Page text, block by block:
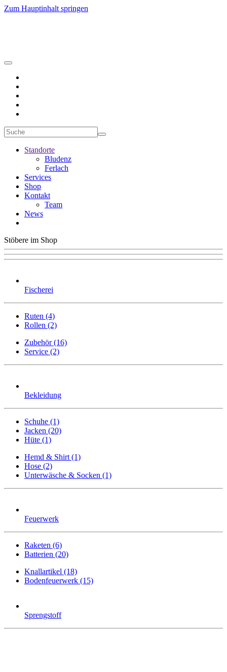
Zum Hauptinhalt springen
Standorte
Bludenz
Ferlach
Services
Shop
Kontakt
Team
News
Stöbere im Shop
Fischerei
Ruten (4)
Rollen (2)
Zubehör (16)
Service (2)
Bekleidung
Schuhe (1)
Jacken (20)
Hüte (1)
Hemd & Shirt (1)
Hose (2)
Unterwäsche & Socken (1)
Feuerwerk
Raketen (6)
Batterien (20)
Knallartikel (18)
Bodenfeuerwerk (15)
Sprengstoff